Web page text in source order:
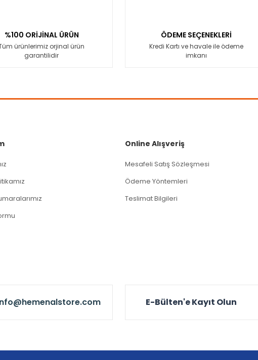
%100 ORİJİNAL ÜRÜN
ürünlerimiz orjinal ürün
garantilidir
ÖDEME SEÇENEKLERİ
Kredi Kartı ve havale ile ödeme
imkanı
Online Alışveriş
Mesafeli Satış Sözleşmesi
Ödeme Yöntemleri
Teslimat Bilgileri
E-Bülten'e Kayıt Olun